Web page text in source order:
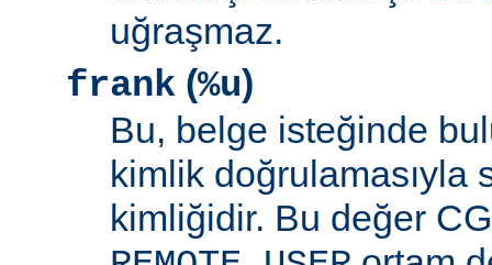
uğraşmaz.
frank (%u)
Bu, belge isteğinde
kimlik doğrulamasıyla
kimliğidir. Bu değer